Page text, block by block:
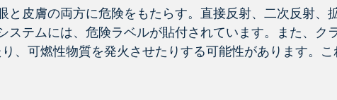
と皮膚の両方に危険をもたらす。直接反射、二次反射、
ステムには、危険ラベルが貼付されています。また、ク
、可燃性物質を発火させたりする可能性があります。こ